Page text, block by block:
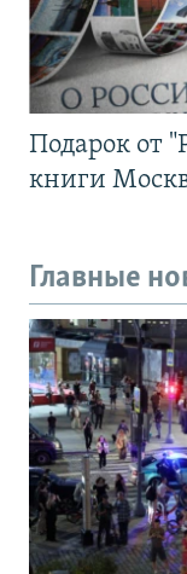
Подарок от
книги
Главные